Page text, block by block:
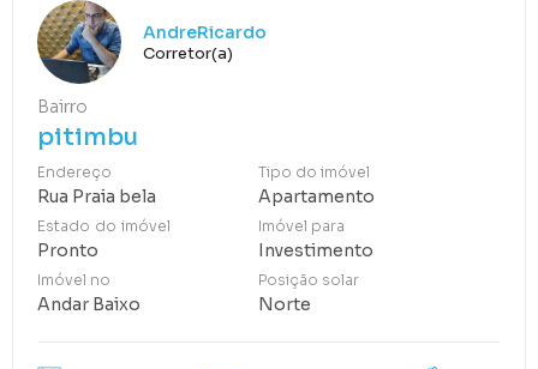
AndreRicardo
Corretor(a)
Bairro
pitimbu
Endereço
Rua Praia bela
Tipo do imóvel
Apartamento
Estado do imóvel
Pronto
Imóvel para
Investimento
Imóvel no
Andar Baixo
Posição solar
Norte